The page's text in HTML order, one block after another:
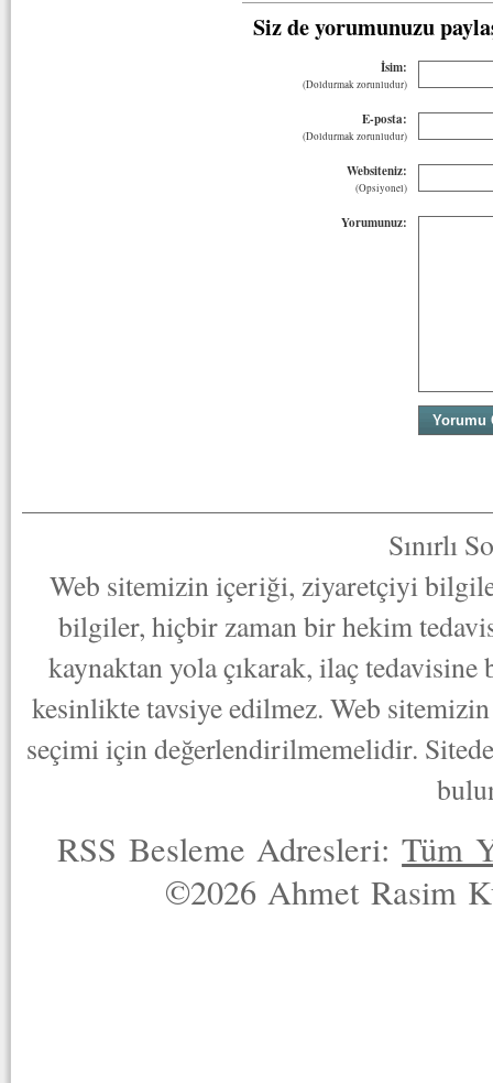
Siz de yorumunuzu
İsim:
(Doldurmak zorunludur)
E-posta:
(Doldurmak zorunludur)
Websiteniz:
(Opsiyonel)
Yorumunuz:
Sınırlı
Web sitemizin içeriği, ziyaretçiyi
bilgiler, hiçbir zaman bir hekim
kaynaktan yola çıkarak, ilaç
kesinlikte tavsiye edilmez. Web
seçimi için değerlendirilmemelidir.
RSS Besleme Adresleri:Tüm
©2026 Ahmet Rasim